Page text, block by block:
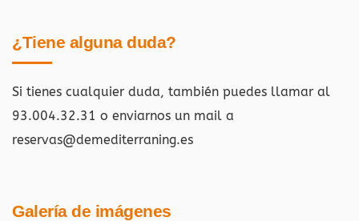
¿Tiene alguna duda?
Si tienes cualquier duda, también puedes llamar al
93.004.32.31 o enviarnos un mail a
reservas@demediterraning.es
Galería de imágenes